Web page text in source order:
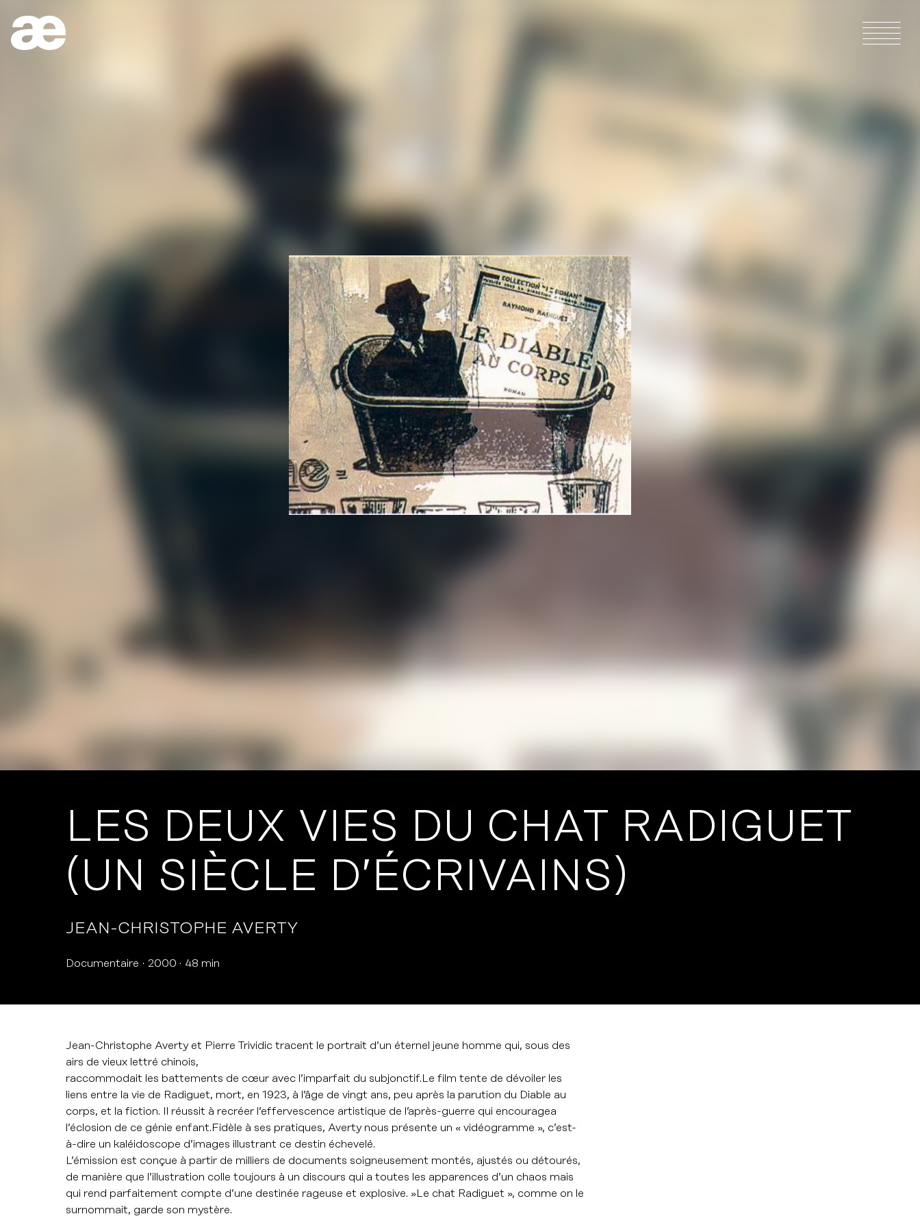
ACCUEIL
EN
À PROPOS
LES DEUX VIES DU CHAT RADIGUET
(UN SIÈCLE D’ÉCRIVAINS)
JEAN-CHRISTOPHE AVERTY
Documentaire 2000 48 min
Jean-Christophe Averty et Pierre Trividic tracent le portrait d’un éternel jeune homme qui, sous des
airs de vieux lettré chinois,
raccommodait les battements de cœur avec l’imparfait du subjonctif.Le film tente de dévoiler les
liens entre la vie de Radiguet, mort, en 1923, à l’âge de vingt ans, peu après la parution du Diable au
corps, et la fiction. Il réussit à recréer l’effervescence artistique de l’après-guerre qui encouragea
l’éclosion de ce génie enfant.Fidèle à ses pratiques, Averty nous présente un « vidéogramme », c’est-
à-dire un kaléidoscope d’images illustrant ce destin échevelé.
L’émission est conçue à partir de milliers de documents soigneusement montés, ajustés ou détourés,
de manière que l’illustration colle toujours à un discours qui a toutes les apparences d’un chaos mais
qui rend parfaitement compte d’une destinée rageuse et explosive. »Le chat Radiguet », comme on le
surnommait, garde son mystère.